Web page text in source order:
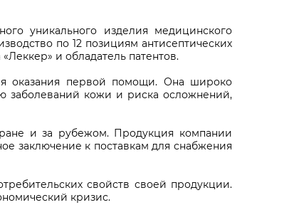
уникального изделия медицинского
по 12 позициям антисептических
и обладатель патентов.
оказания первой помощи. Она широко
заболеваний кожи и риска осложнений,
и за рубежом. Продукция компании
заключение к поставкам для снабжения
свойств своей продукции.
кризис.